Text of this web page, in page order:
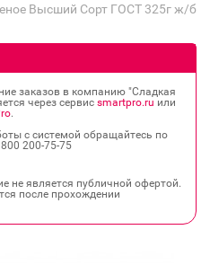
Высший Сорт ГОСТ 325г ж/б
заказов в компанию "Сладкая
через сервис smartpro.ru или
.
с системой обращайтесь по
200‐75‐75
не является публичной офертой.
после прохождении